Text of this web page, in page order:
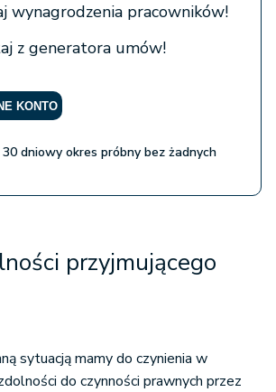
wynagrodzenia pracowników!
z generatora umów!
KONTO
dniowy okres próbny bez żadnych
przyjmującego
sytuacją mamy do czynienia w
do czynności prawnych przez